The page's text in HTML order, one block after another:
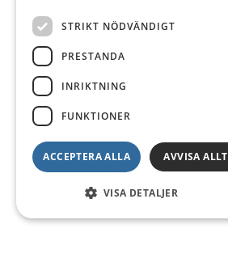
STRIKT NÖDVÄNDIGT
PRESTANDA
INRIKTNING
FUNKTIONER
ACCEPTERA ALLA AVVISA ALLT
VISA DETALJER